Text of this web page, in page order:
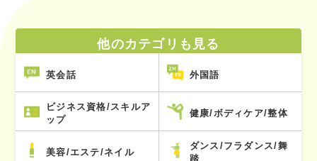
他のカテゴリも見る
英会話 外国語
ビジネス資格/スキルア
ップ
健康/ボディケア/整体
美容/エステ/ネイル
ダンス/フラダンス/舞
踏